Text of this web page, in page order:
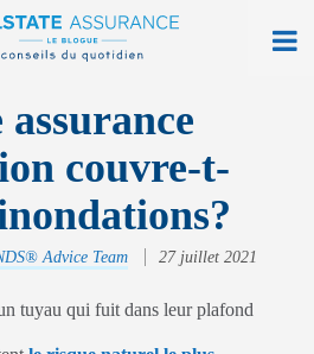
couvre-t-
Advice Team 27 juillet 2021